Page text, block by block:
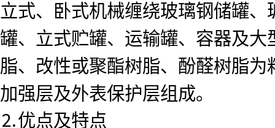
立式、卧式机械缠绕玻璃钢储罐
罐、立式贮罐、运输罐、容器及
脂、改性或聚酯树脂、酚醛树脂
加强层及外表保护层组成。
⒉优点及特点